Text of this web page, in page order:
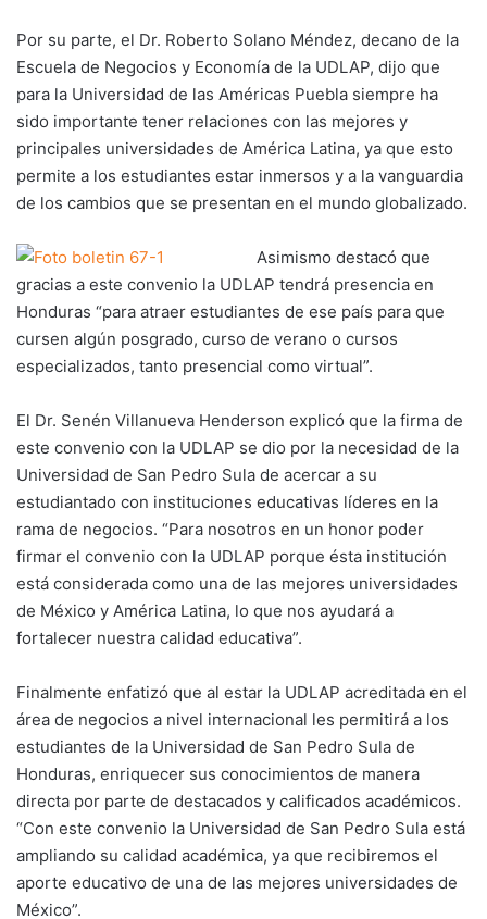
Por su parte, el Dr. Roberto Solano Méndez, decano de la
Escuela de Negocios y Economía de la UDLAP, dijo que
para la Universidad de las Américas Puebla siempre ha
sido importante tener relaciones con las mejores y
principales universidades de América Latina, ya que esto
permite a los estudiantes estar inmersos y a la vanguardia
de los cambios que se presentan en el mundo globalizado.
Asimismo destacó que
gracias a este convenio la UDLAP tendrá presencia en
Honduras “para atraer estudiantes de ese país para que
cursen algún posgrado, curso de verano o cursos
especializados, tanto presencial como virtual”.
El Dr. Senén Villanueva Henderson explicó que la firma de
este convenio con la UDLAP se dio por la necesidad de la
Universidad de San Pedro Sula de acercar a su
estudiantado con instituciones educativas líderes en la
rama de negocios. “Para nosotros en un honor poder
firmar el convenio con la UDLAP porque ésta institución
está considerada como una de las mejores universidades
de México y América Latina, lo que nos ayudará a
fortalecer nuestra calidad educativa”.
Finalmente enfatizó que al estar la UDLAP acreditada en el
área de negocios a nivel internacional les permitirá a los
estudiantes de la Universidad de San Pedro Sula de
Honduras, enriquecer sus conocimientos de manera
directa por parte de destacados y calificados académicos.
“Con este convenio la Universidad de San Pedro Sula está
ampliando su calidad académica, ya que recibiremos el
aporte educativo de una de las mejores universidades de
México”.